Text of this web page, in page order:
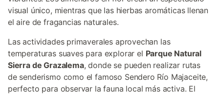
visual único, mientras que las hierbas aromáticas llenan
el aire de fragancias naturales.
Las actividades primaverales aprovechan las
temperaturas suaves para explorar el Parque Natural
Sierra de Grazalema, donde se pueden realizar rutas
de senderismo como el famoso Sendero Río Majaceite,
perfecto para observar la fauna local más activa. El